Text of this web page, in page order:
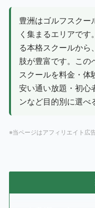
豊洲はゴルフスクー
く集まるエリアで
る本格スクールから
肢が豊富です。この
スクールを料金・体
安い通い放題・初心
ンなど目的別に選べ
※当ページはアフィリエイト広